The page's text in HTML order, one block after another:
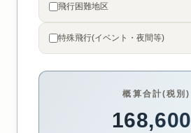
飛行困難地区
特殊飛行(イベント・夜間等)
概算合計(税別)
168,600